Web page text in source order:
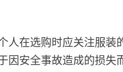
人在选购时应关注服装
因安全事故造成的损失